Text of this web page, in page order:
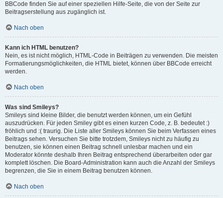
BBCode finden Sie auf einer speziellen Hilfe-Seite, die von der Seite zur
Beitragserstellung aus zugänglich ist.
Nach oben
Kann ich HTML benutzen?
Nein, es ist nicht möglich, HTML-Code in Beiträgen zu verwenden. Die meisten
Formatierungsmöglichkeiten, die HTML bietet, können über BBCode erreicht
werden.
Nach oben
Was sind Smileys?
Smileys sind kleine Bilder, die benutzt werden können, um ein Gefühl
auszudrücken. Für jeden Smiley gibt es einen kurzen Code, z. B. bedeutet :)
fröhlich und :( traurig. Die Liste aller Smileys können Sie beim Verfassen eines
Beitrags sehen. Versuchen Sie bitte trotzdem, Smileys nicht zu häufig zu
benutzen, sie können einen Beitrag schnell unlesbar machen und ein
Moderator könnte deshalb Ihren Beitrag entsprechend überarbeiten oder gar
komplett löschen. Die Board-Administration kann auch die Anzahl der Smileys
begrenzen, die Sie in einem Beitrag benutzen können.
Nach oben